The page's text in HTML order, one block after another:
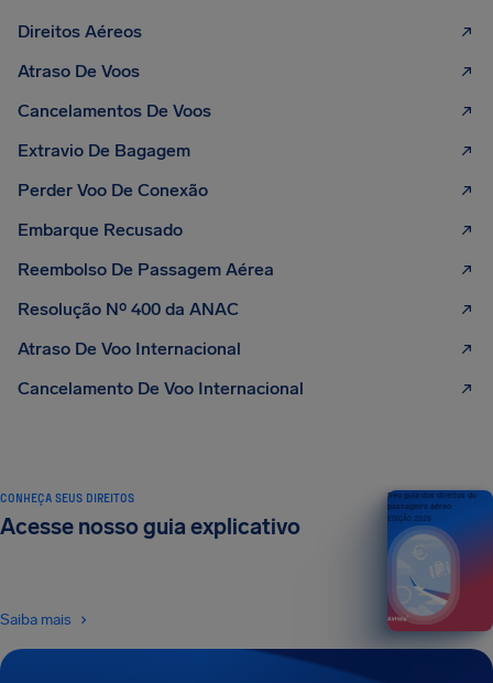
Direitos Aéreos
Atraso De Voos
Cancelamentos De Voos
Extravio De Bagagem
Perder Voo De Conexão
Embarque Recusado
Reembolso De Passagem Aérea
Resolução Nº 400 da ANAC
Atraso De Voo Internacional
Cancelamento De Voo Internacional
CONHEÇA SEUS DIREITOS
Acesse nosso guia explicativo
Saiba mais
Seu guia dos direitos do
passageiro aéreo
EDIÇÃO 2026